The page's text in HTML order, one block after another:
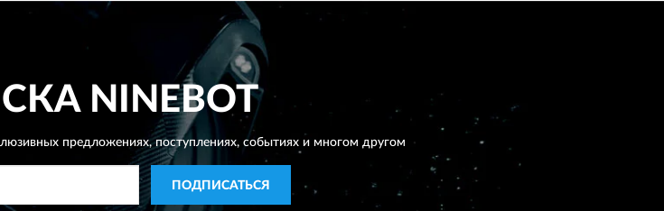
NINEBOT
предложениях,поступлениях, событиях и многом другом
ПОДПИСАТЬСЯ